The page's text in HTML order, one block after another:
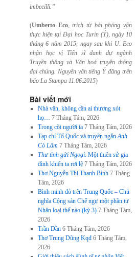
imbecilli.”
(Umberto Eco,trích từ bài phỏng vấn
thực hiện tại Đại học Turin (Ý), ngày 10
tháng 6 năm 2015, ngay sau khi U. Eco
nhận học vị Tiến sĩ danh dự ngành
Truyền thông và Văn hoá truyền thông
đại chúng. Nguyên văn tiếng Ý đăng trên
báo La Stampa 11.06.2015)
Bài viết mới
Nhà văn, không cần ai thương xót
họ… 7 Tháng Tám, 2026
Trong cõi người ta 7 Tháng Tám, 2026
Tạp chí Tổ Quốc và truyện ngắnAnh
Cò Lấm 7 Tháng Tám, 2026
Thư tình gửi Ngoại: Một thiên sử gia
đình khiến ta rơi lệ 7 Tháng Tám, 2026
Thơ Nguyễn Thị Thanh Bình 7 Tháng
Tám, 2026
Bình minh đỏ trên Trung Quốc – Chủ
nghĩa Cộng sản Chế ngự một phần tư
Nhân loại thế nào (kỳ 3) 7 Tháng Tám,
2026
Trần Dần 6 Tháng Tám, 2026
Thơ Trung Dũng Kqđ 6 Tháng Tám,
2026